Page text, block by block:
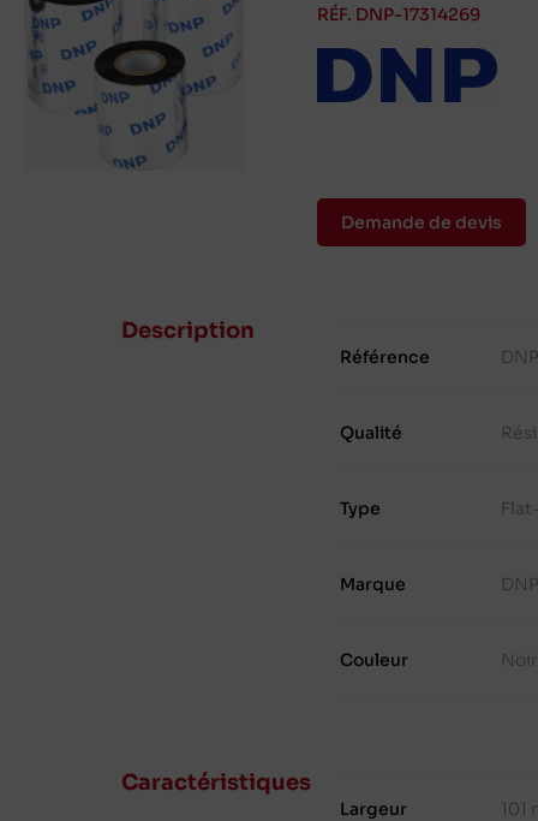
RÉF. DNP-17314269
Demande de devis
Description
Référence
Qualité
Type
Marque DNP
Couleur Noir
Caractéristiques
Largeur 101